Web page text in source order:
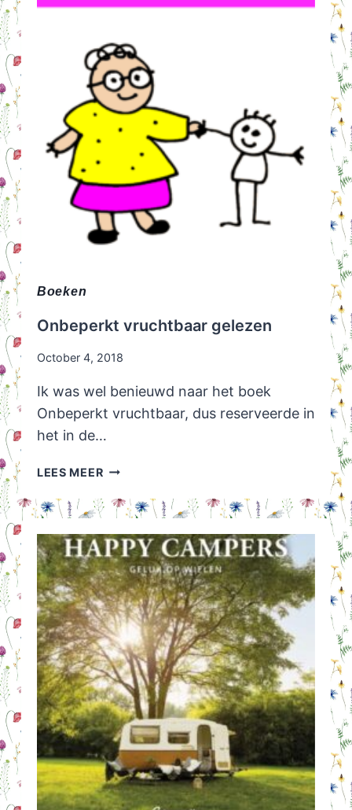
Boeken
Onbeperkt vruchtbaar gelezen
October 4, 2018
Ik was wel benieuwd naar het boek
Onbeperkt vruchtbaar, dus reserveerde in
het in de…
LEES MEERONBEPERKT
GELEZEN